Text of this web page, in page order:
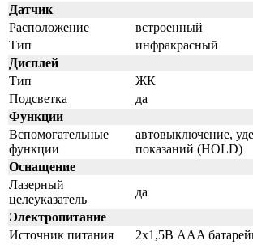
Датчик
Расположение
встроенный
Тип
инфракрасный
Дисплей
Тип
ЖК
Подсветка
да
Функции
Вспомогательные
функции
автовыключение,
показаний (HOLD)
Оснащение
Лазерный
целеуказатель
да
Электропитание
Источник питания
2x1,5В AAA